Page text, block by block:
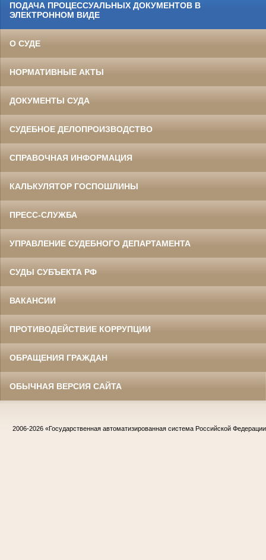
ПОДАЧА ПРОЦЕССУАЛЬНЫХ ДОКУМЕНТОВ В
ЭЛЕКТРОННОМ ВИДЕ
О СУДЕ
НОРМАТИВНЫЕ АКТЫ
ДОКУМЕНТЫ СУДА
СУДЕБНОЕ ДЕЛОПРОИЗВОДСТВО
СПРАВОЧНАЯ ИНФОРМАЦИЯ
КАЛЬКУЛЯТОР ГОСПОШЛИНЫ
ПРЕСС-СЛУЖБА
УПРАВЛЕНИЕ СУДЕБНОГО ДЕПАРТАМЕНТА
СУДЫ СУБЪЕКТА РФ
ВАКАНСИИ
ПРОТИВОДЕЙСТВИЕ КОРРУПЦИИ
ОБРАЩЕНИЯ ГРАЖДАН
ОБЫЧНАЯ ВЕРСИЯ САЙТА
2006-2026 «Государственная автоматизированная система Российской